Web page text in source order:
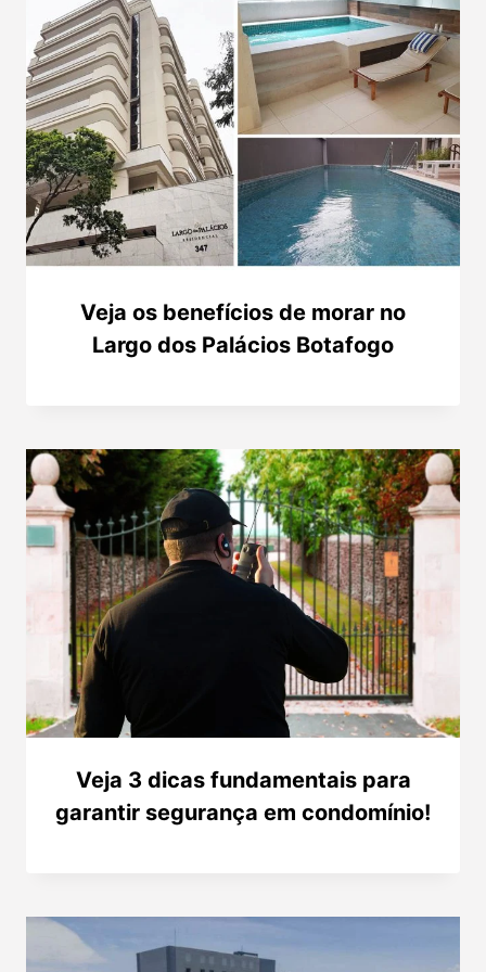
Veja os benefícios de morar no
Largo dos Palácios Botafogo
Veja 3 dicas fundamentais para
garantir segurança em condomínio!